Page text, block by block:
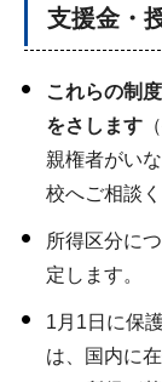
支援金・
これらの制
をさします
親権者がい
校へご相談く
所得区分に
定します。
1月1日に保
は、国内に